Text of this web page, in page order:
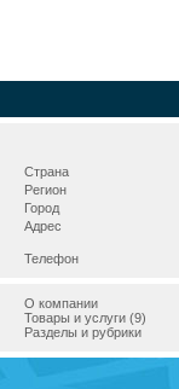
Страна
Регион
Город
Адрес
Телефон
О компании
Товары и услуги (9)
Разделы и рубрики